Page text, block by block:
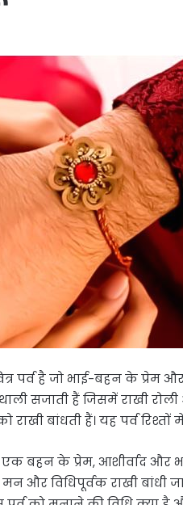
पर्व है जो भाई-बहन के
सजाती हैं जिसमें राखी
बांधती हैं। यह पर्व
एक बहन के प्रेम, आशीर्वाद
और विधिपूर्वक राखी बांधी